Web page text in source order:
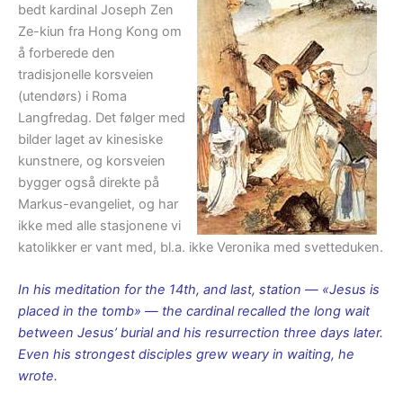
bedt kardinal Joseph Zen
Ze-kiun fra Hong Kong om
å forberede den
tradisjonelle korsveien
(utendørs) i Roma
Langfredag. Det følger med
bilder laget av kinesiske
kunstnere, og korsveien
bygger også direkte på
Markus-evangeliet, og har
ikke med alle stasjonene vi
katolikker er vant med, bl.a. ikke Veronika med svetteduken.
In his meditation for the 14th, and last, station — «Jesus is
placed in the tomb» — the cardinal recalled the long wait
between Jesus’ burial and his resurrection three days later.
Even his strongest disciples grew weary in waiting, he
wrote.